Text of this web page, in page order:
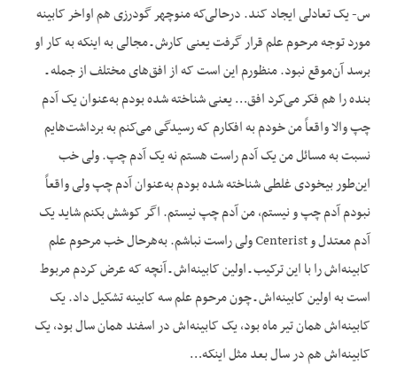
س- یک تعادلی ایجاد کند. درحالی‌که منوچهر گودرزی هم اواخر کابینه
مورد توجه مرحوم علم قرار گرفت یعنی کارش ـ مجالی به این‏که به کار او
برسد آن‌موقع نبود. منظورم این است که از افق‌های مختلف از جمله ـ
بنده را هم فکر می‌کرد افق… یعنی شناخته شده بودم به‌عنوان یک آدم
چپ والا واقعاً من خودم به افکارم که رسیدگی می‌کنم به برداشت‌هایم
نسبت به مسائل من یک آدم راست هستم نه یک آدم چپ. ولی خب
این‌طور بیخودی غلطی شناخته شده بودم به‌عنوان آدم چپ ولی واقعاً
نبودم آدم چپ و نیستم، من آدم چپ نیستم. اگر کوشش بکنم شاید یک
آدم معتدل و Centerist ولی راست نباشم. به‌هرحال خب مرحوم علم
کابینه‌اش را با این ترکیب ـ اولین کابینه‌اش ـ آنچه که عرض کردم مربوط
است به اولین کابینه‌اش ـ چون مرحوم علم سه کابینه تشکیل داد. یک
کابینه‌اش همان تیر ماه بود، یک کابینه‌اش در اسفند همان سال بود، یک
کابینه‌اش هم در سال بعد مثل این‏که…